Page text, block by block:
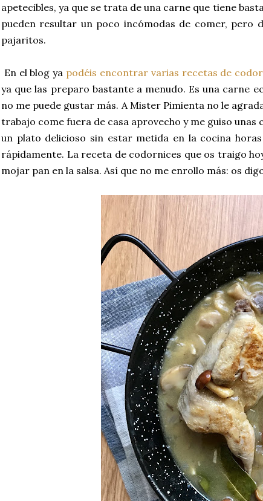
apetecibles, ya que se trata de una carne que tiene
pueden resultar un poco incómodas de comer, pero
pajaritos.
En el blog ya podéis encontrar varias recetas de
ya que las preparo bastante a menudo. Es una carne
no me puede gustar más. A Mister Pimienta no le
trabajo come fuera de casa aprovecho y me guiso
un plato delicioso sin estar metida en la cocina
rápidamente. La receta de codornices que os traigo
mojar pan en la salsa. Así que no me enrollo más: os